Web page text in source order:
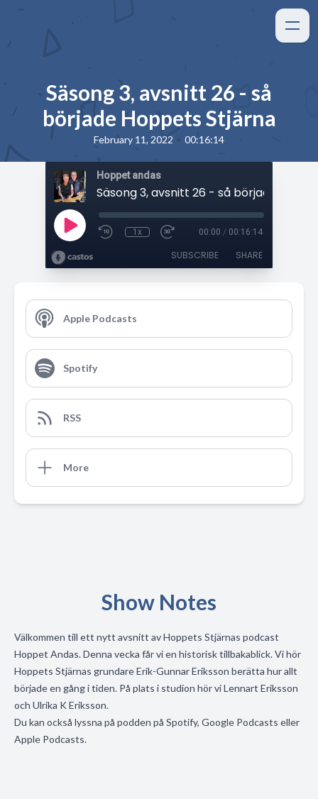
Säsong 3, avsnitt 26 - så
började Hoppets Stjärna
February 11, 2022 • 00:16:14
Hoppet andas
1x 00:00 / 00:16:14
SUBSCRIBE SHARE
Apple Podcasts
Spotify
RSS
More
Show Notes
Välkommen till ett nytt avsnitt av Hoppets Stjärnas podcast
Hoppet Andas. Denna vecka får vi en historisk tillbakablick. Vi hör
Hoppets Stjärnas grundare Erik-Gunnar Eriksson berätta hur allt
började en gång i tiden. På plats i studion hör vi Lennart Eriksson
och Ulrika K Eriksson.
Du kan också lyssna på podden på Spotify, Google Podcasts eller
Apple Podcasts.